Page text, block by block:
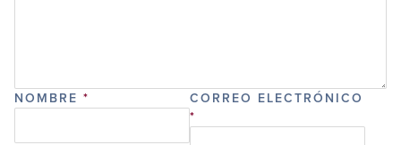
NOMBRE *
CORREO ELECTRÓNICO
*